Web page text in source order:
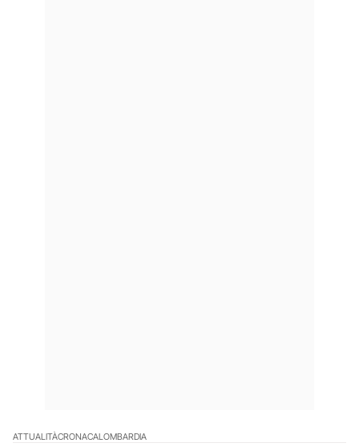
ATTUALITÀCRONACALOMBARDIA